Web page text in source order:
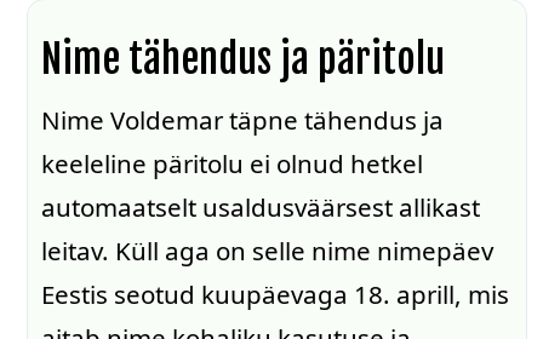
Nime tähendus ja päritolu
Nime Voldemar täpne tähendus ja
keeleline päritolu ei olnud hetkel
automaatselt usaldusväärsest allikast
leitav. Küll aga on selle nime nimepäev
Eestis seotud kuupäevaga 18. aprill, mis